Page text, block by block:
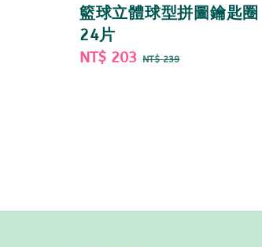
籃球立體球型拼圖鑰匙圈
24片
Sale
NT$ 203 Regular
NT$ 239